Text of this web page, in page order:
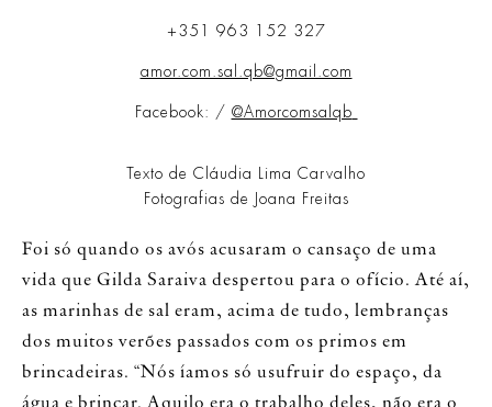
+351 963 152 327
amor.com.sal.qb@gmail.com
Facebook: / @Amorcomsalqb
Texto de Cláudia Lima Carvalho
Fotografias de Joana Freitas
Foi só quando os avós acusaram o cansaço de uma
vida que Gilda Saraiva despertou para o ofício. Até aí,
as marinhas de sal eram, acima de tudo, lembranças
dos muitos verões passados com os primos em
brincadeiras. “Nós íamos só usufruir do espaço, da
água e brincar. Aquilo era o trabalho deles, não era o